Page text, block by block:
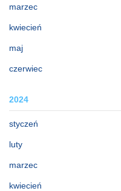
marzec
kwiecień
maj
czerwiec
2024
styczeń
luty
marzec
kwiecień